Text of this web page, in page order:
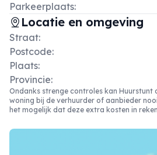
Parkeerplaats:
Locatie en omgeving
Straat:
Postcode:
Plaats:
Provincie:
Ondanks strenge controles kan Huurstunt
woning bij de verhuurder of aanbieder
het mogelijk dat deze extra kosten in